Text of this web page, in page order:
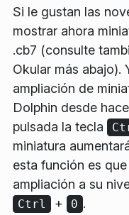
Si le gustan las
mostrar ahora
.cb7 (consulte
Okular más abajo).
ampliación de
Dolphin desde
pulsada la tecla
miniatura
esta función es
ampliación a su
Ctrl + 0 .